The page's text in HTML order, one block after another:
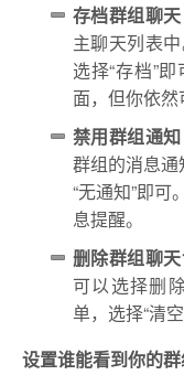
存档群组聊天
主聊天列表
选择“存档”
面，但你依然
禁用群组通知
群组的消息通
“无通知”即
息提醒。
删除群组聊
可以选择删
单，选择“清
设置谁能看到你的